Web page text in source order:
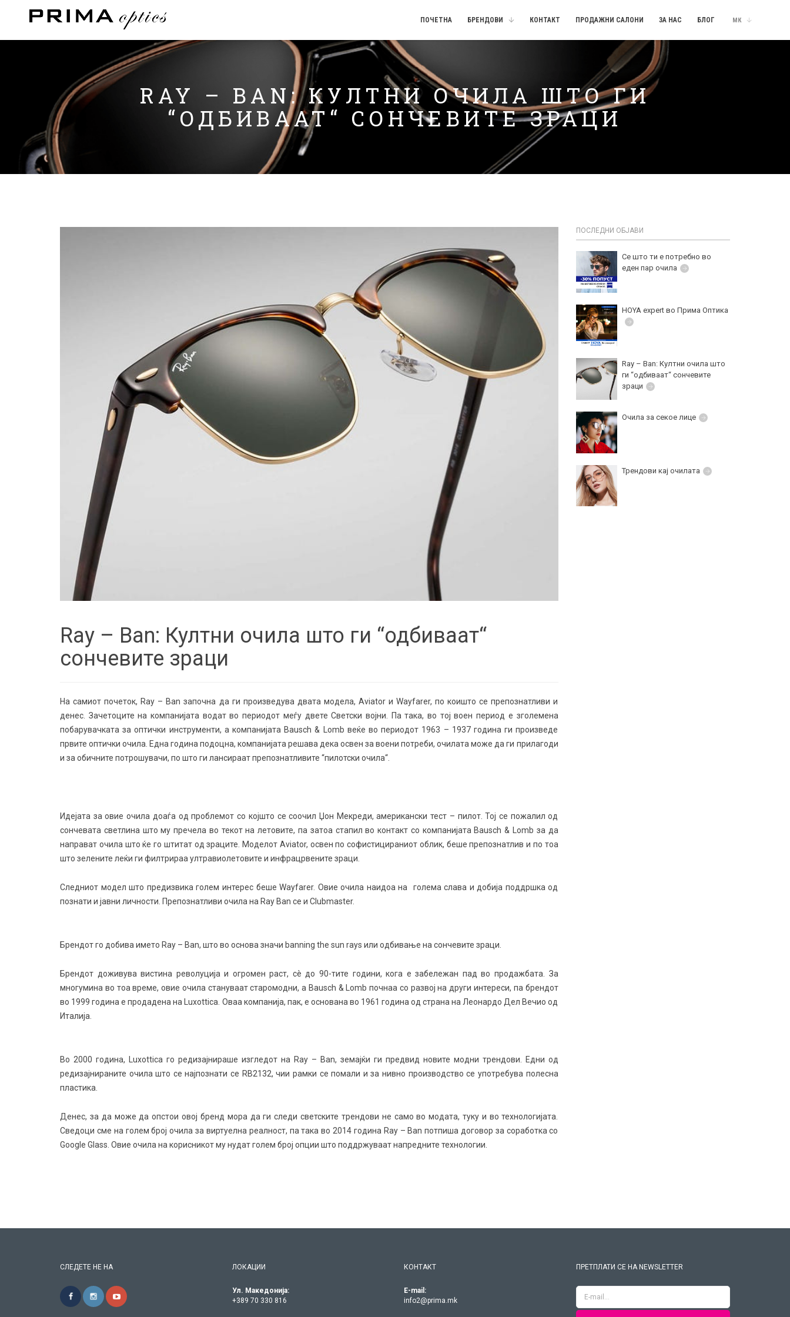
ПОЧЕТНА БРЕНДОВИ КОНТАКТ ПРОДАЖНИ САЛОНИ ЗА НАС БЛОГ МК
RAY – BAN: КУЛТНИ ОЧИЛА ШТО ГИ
“ОДБИВААТ“ СОНЧЕВИТЕ ЗРАЦИ
Ray – Ban: Култни очила што ги “одбиваат“
сончевите зраци
На самиот почеток, Ray – Ban започна да ги произведува двата модела, Aviator и Wayfarer, по коишто се препознатливи и
денес. Зачетоците на компанијата водат во периодот меѓу двете Светски војни. Па така, во тој воен период е зголемена
побарувачката за оптички инструменти, а компанијата Bausch & Lomb веќе во периодот 1963 – 1937 година ги произведе
првите оптички очила. Една година подоцна, компанијата решава дека освен за воени потреби, очилата може да ги прилагоди
и за обичните потрошувачи, по што ги лансираат препознатливите “пилотски очила“.
Идејата за овие очила доаѓа од проблемот со којшто се соочил Џон Мекреди, американски тест – пилот. Тој се пожалил од
сончевата светлина што му пречела во текот на летовите, па затоа стапил во контакт со компанијата Bausch & Lomb за да
направат очила што ќе го штитат од зраците. Моделот Aviator, освен по софистицираниот облик, беше препознатлив и по тоа
што зелените леќи ги филтрираа ултравиолетовите и инфрацрвените зраци.
Следниот модел што предизвика голем интерес беше Wayfarеr. Овие очила наидоа на голема слава и добија поддршка од
познати и јавни личности. Препознатливи очила на Ray Ban се и Clubmaster.
Брендот го добива името Ray – Ban, што во основа значи banning the sun rays или одбивање на сончевите зраци.
Брендот доживува вистина револуција и огромен раст, сè до 90-тите години, кога е забележан пад во продажбата. За
многумина во тоа време, овие очила стануваат старомодни, а Bausch & Lomb почнаа со развој на други интереси, па брендот
во 1999 година е продадена на Luxottica. Оваа компанија, пак, е основана во 1961 година од страна на Леонардо Дел Вечио од
Италија.
Во 2000 година, Luxottica го редизајнираше изгледот на Rаy – Ban, земајќи ги предвид новите модни трендови. Едни од
редизајнираните очила што се најпознати се RB2132, чии рамки се помали и за нивно производство се употребува полесна
пластика.
Денес, за да може да опстои овој бренд мора да ги следи светските трендови не само во модата, туку и во технологијата.
Сведоци сме на голем број очила за виртуелна реалност, па така во 2014 година Ray – Ban потпиша договор за соработка со
Google Glass. Овие очила на корисникот му нудат голем број опции што поддржуваат напредните технологии.
ПОСЛЕДНИ ОБЈАВИ
Се што ти е потребно во
еден пар очила
HOYA expert во Прима Оптика
Ray – Ban: Култни очила што
ги “одбиваат“ сончевите
зраци
Очила за секое лице
Трендови кај очилата
СЛЕДЕТЕ НЕ НА ЛОКАЦИИ
Ул. Македонија:
+389 70 330 816
КОНТАКТ
E-mail:
info2@prima.mk
ПРЕТПЛАТИ СЕ НА NEWSLETTER